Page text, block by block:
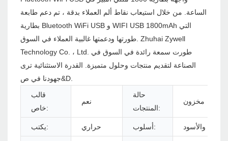
الساعة. من خلال استيعاب نقاط ألم العملاء بدقة ، تم دعم طابعة
بطارية Bluetooth WiFi USB و WIFI USB 1800mAh التي
طورتها ودعمتها غالبية العملاء في السوق. Zhuhai Zywell
Technology Co. ، Ltd. طورت سمعة رائدة في السوق في
الصناعة لتقديم منتجات وحلول متميزة. القدرة الاستثنائية ترى
جهودنا في ص&D.
قالب
خاص:
نعم
حالة
المنتجات:
مخزون
يكتب: حراري أسلوب: بالأبيض والأسود